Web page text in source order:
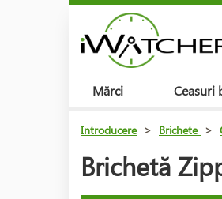
Mărci Ceasuri
Introducere > Brichete >
Brichetă